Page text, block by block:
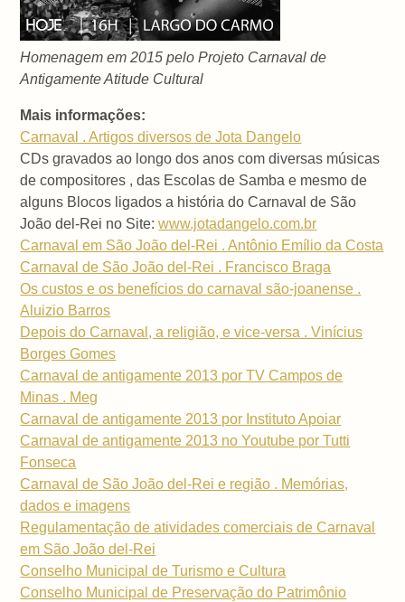
Homenagem em 2015 pelo Projeto Carnaval de
Antigamente Atitude Cultural
Mais informações:
Carnaval . Artigos diversos de Jota Dangelo
CDs gravados ao longo dos anos com diversas músicas
de compositores , das Escolas de Samba e mesmo de
alguns Blocos ligados a história do Carnaval de São
João del-Rei no Site:www.jotadangelo.com.br
Carnaval em São João del-Rei . Antônio Emílio da Costa
Carnaval de São João del-Rei . Francisco Braga
Os custos e os benefícios do carnaval são-joanense .
Aluizio Barros
Depois do Carnaval, a religião, e vice-versa . Vinícius
Borges Gomes
Carnaval de antigamente 2013 por TV Campos de
Minas . Meg
Carnaval de antigamente 2013 por Instituto Apoiar
Carnaval de antigamente 2013 no Youtube por Tutti
Fonseca
Carnaval de São João del-Rei e região . Memórias,
dados e imagens
Regulamentação de atividades comerciais de Carnaval
em São João del-Rei
Conselho Municipal de Turismo e Cultura
Conselho Municipal de Preservação do Patrimônio